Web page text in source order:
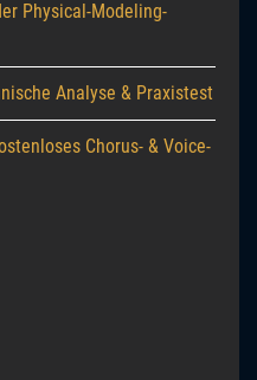
Physical-Modeling-
Analyse & Praxistest
Chorus- & Voice-